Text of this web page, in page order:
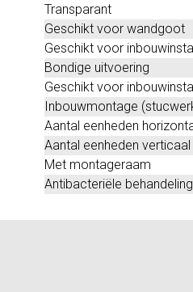
Transparant
Geschikt voor wandgoot
Geschikt voor
Bondige uitvoering
Geschikt voor
Inbouwmontage
Aantal eenheden
Aantal eenheden verticaal
Met montageraam
Antibacteriële behandeling